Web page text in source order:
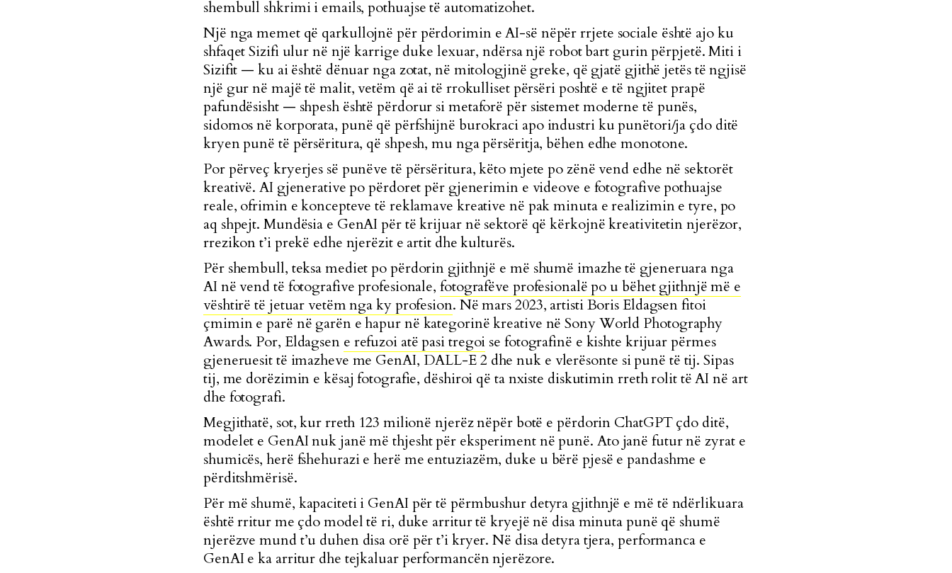
shembull shkrimi i emails,pothuajse të automatizohet.
Një nga memet që qarkullojnë për përdorimin e AI-së nëpër rrjete sociale është ajo ku
shfaqet Sizifi ulur në një karrige duke lexuar, ndërsa një robot bart gurin përpjetë. Miti i
Sizifit — ku ai është dënuar nga zotat, në mitologjinë greke, që gjatë gjithë jetës të ngjisë
një gur në majë të malit, vetëm që ai të rrokulliset përsëri poshtë e të ngjitet prapë
pafundësisht — shpesh është përdorur si metaforë për sistemet moderne të punës,
sidomos në korporata, punë që përfshijnë burokraci apo industri ku punëtori/ja çdo ditë
kryen punë të përsëritura, që shpesh, mu nga përsëritja, bëhen edhe monotone.
Por përveç kryerjes së punëve të përsëritura, këto mjete po zënë vend edhe në sektorët
kreativë. AI gjenerative po përdoret për gjenerimin e videove e fotografive pothuajse
reale, ofrimin e koncepteve të reklamave kreative në pak minuta e realizimin e tyre, po
aq shpejt. Mundësia e GenAI për të krijuar në sektorë që kërkojnë kreativitetin njerëzor,
rrezikon t’i prekë edhe njerëzit e artit dhe kulturës.
Për shembull, teksa mediet po përdorin gjithnjë e më shumë imazhe të gjeneruara nga
AI në vend të fotografive profesionale, fotografëve profesionalë po u bëhet gjithnjë më e
vështirë të jetuar vetëm nga ky profesion. Në mars 2023, artisti Boris Eldagsen fitoi
çmimin e parë në garën e hapur në kategorinë kreative në Sony World Photography
Awards. Por, Eldagsen e refuzoi atë pasi tregoi se fotografinë e kishte krijuar përmes
gjeneruesit të imazheve me GenAI, DALL-E 2 dhe nuk e vlerësonte si punë të tij. Sipas
tij, me dorëzimin e kësaj fotografie, dëshiroi që ta nxiste diskutimin rrethrolit të AI në art
dhe fotografi.
Megjithatë, sot, kur rreth 123 milionë njerëz nëpër botë e përdorin ChatGPT çdo ditë,
modelet e GenAI nuk janë më thjesht për eksperiment në punë. Ato janë futur në zyrat e
shumicës, herë fshehurazi e herë me entuziazëm, duke u bërë pjesë e pandashme e
përditshmërisë.
Për më shumë, kapaciteti i GenAI për të përmbushur detyra gjithnjë e më të ndërlikuara
është rritur me çdo model të ri, duke arritur të kryejë në disa minuta punë që shumë
njerëzve mund t’u duhen disa orë për t’i kryer. Në disa detyra tjera, performanca e
GenAI e ka arritur dhe tejkaluar performancën njerëzore.